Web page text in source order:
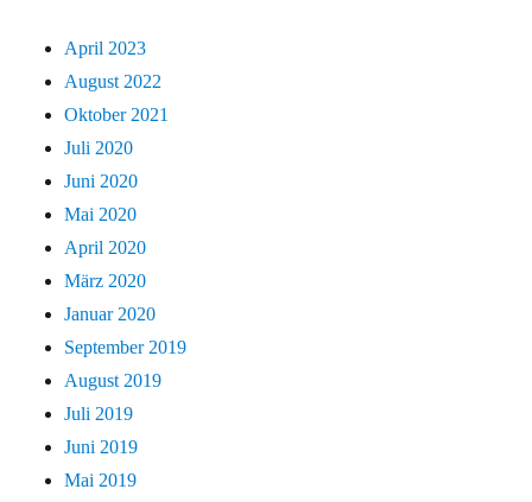
April 2023
August 2022
Oktober 2021
Juli 2020
Juni 2020
Mai 2020
April 2020
März 2020
Januar 2020
September 2019
August 2019
Juli 2019
Juni 2019
Mai 2019